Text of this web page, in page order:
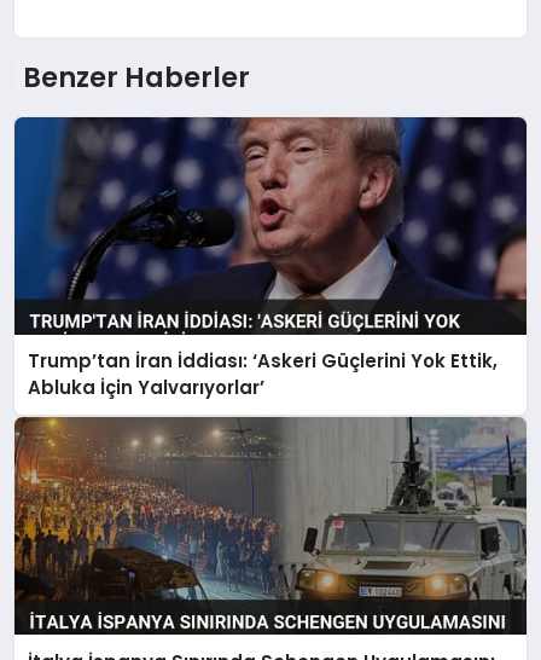
Benzer Haberler
Trump’tan İran İddiası: ‘Askeri Güçlerini Yok Ettik,
Abluka İçin Yalvarıyorlar’